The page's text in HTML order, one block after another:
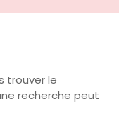
trouver le
recherche peut